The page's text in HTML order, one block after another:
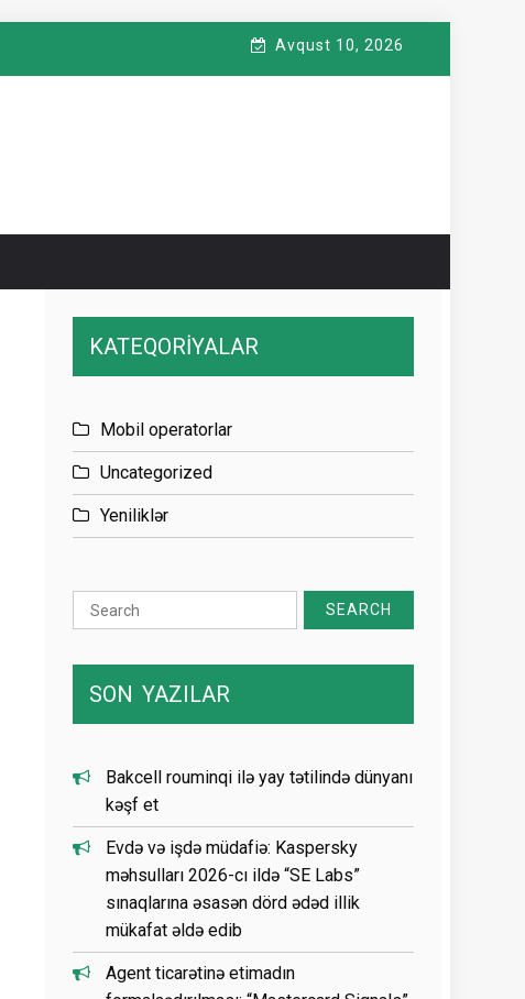
Avqust 10, 2026
KATEQORİYALAR
Mobil operatorlar
Uncategorized
Yeniliklər
Search
for:
SON YAZILAR
Bakcell rouminqi ilə yay tətilində dünyanı
kəşf et
Evdə və işdə müdafiə: Kaspersky
məhsulları 2026-cı ildə “SE Labs”
sınaqlarına əsasən dörd ədəd illik
mükafat əldə edib
Agent ticarətinə etimadın